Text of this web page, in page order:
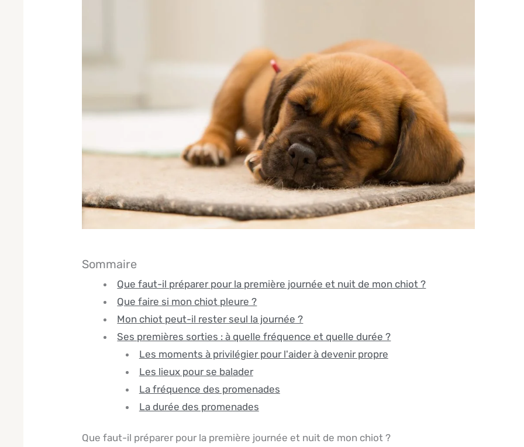
Sommaire
Que faut-il préparer pour la première journée et nuit de mon chiot ?
Que faire si mon chiot pleure ?
Mon chiot peut-il rester seul la journée ?
Ses premières sorties : à quelle fréquence et quelle durée ?
Les moments à privilégier pour l'aider à devenir propre
Les lieux pour se balader
La fréquence des promenades
La durée des promenades
Que faut-il préparer pour la première journée et nuit de mon chiot ?